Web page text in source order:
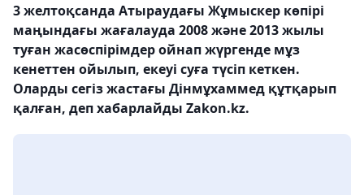
3 желтоқсанда Атыраудағы Жұмыскер көпірі
маңындағы жағалауда 2008 және 2013 жылы
туған жасөспірімдер ойнап жүргенде мұз
кенеттен ойылып, екеуі суға түсіп кеткен.
Оларды сегіз жастағы Дінмұхаммед құтқарып
қалған, деп хабарлайды Zakon.kz.